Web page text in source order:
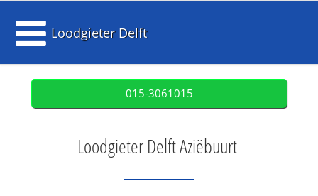
Loodgieter Delft
015-3061015
Loodgieter Delft Aziëbuurt